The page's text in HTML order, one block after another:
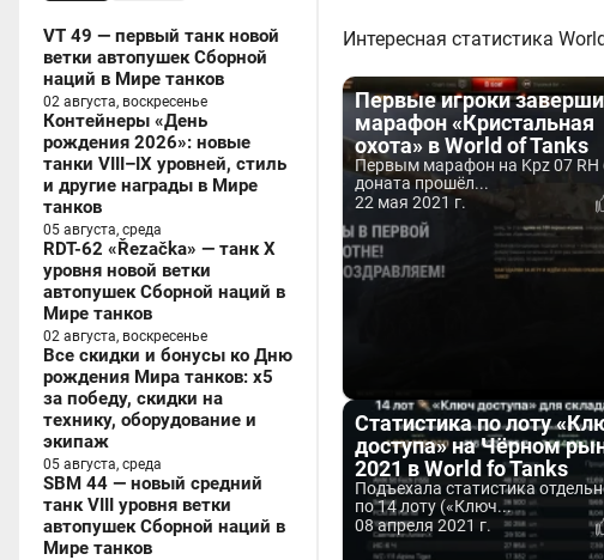
VT 49 — первый танк новой
ветки автопушек Сборной
наций в Мире танков
02 августа, воскресенье
Контейнеры «День
рождения 2026»: новые
танки VIII–IX уровней, стиль
и другие награды в Мире
танков
05 августа, среда
RDT-62 «Řezačka» — танк X
уровня новой ветки
автопушек Сборной наций в
Мире танков
02 августа, воскресенье
Все скидки и бонусы ко Дню
рождения Мира танков: x5
за победу, скидки на
технику, оборудование и
экипаж
05 августа, среда
SBM 44 — новый средний
танк VIII уровня ветки
автопушек Сборной наций в
Мире танков
Интересная статистика
Первые игроки
марафон «Кристальная
охота» в World of Tanks
Первым марафон на Kpz 07 RH
доната прошёл...
22 мая 2021 г.
Статистика по лоту
доступа» на Чёрном
2021 в World fo Tanks
Подъехала статистика
по 14 лоту («Ключ...
08 апреля 2021 г.